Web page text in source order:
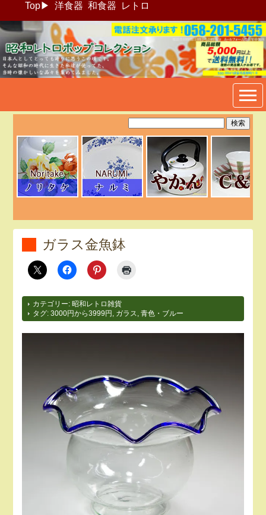
Top▶ 洋食器 和食器 レトロ
昭和レトロポップ食器生活雑
貨通販＠フリマート
ガラス金魚鉢
カテゴリー: 昭和レトロ雑貨
タグ:3000円から3999円 ガラス ,青色・ブルー